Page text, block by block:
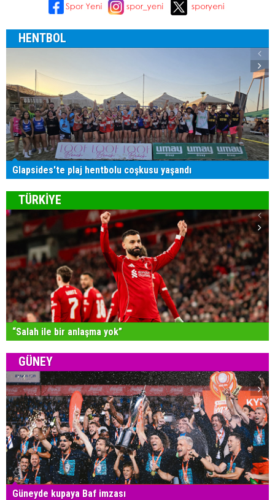
HENTBOL
Glapsides'te plaj hentbolu coşkusu yaşandı
TÜRKİYE
“Salah ile bir anlaşma yok”
GÜNEY
Güneyde kupaya Baf imzası